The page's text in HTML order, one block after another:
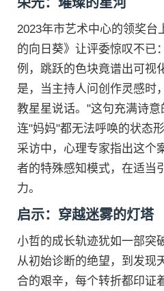
2023年市艺术中心的领奖台
的向日葵》让评委惊叹不已
例，跳跃的色块竟谱出可视
是，当主持人问创作灵感时
教星星说话。"这句充满诗
连"妈妈"都无法呼唤的状态
采访中，心理专家指出这个
者的特殊感知模式，在适当
力。
启示：穿越迷雾的灯塔
小哲的成长轨迹犹如一部突
从初始诊断的绝望，到发现
合的艰辛，每个转折都印证